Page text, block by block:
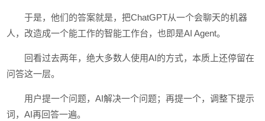
于是，他们的答案就是，把ChatGPT从一个会聊天的机器
人，改造成一个能工作的智能工作台，也即是AI Agent。
回看过去两年，绝大多数人使用AI的方式，本质上还停留在
问答这一层。
用户提一个问题，AI解决一个问题；再提一个，调整下提示
词，AI再回答一遍。